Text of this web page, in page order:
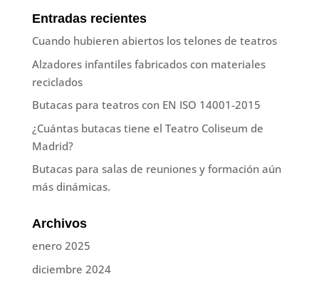
Entradas recientes
Cuando hubieren abiertos los telones de teatros
Alzadores infantiles fabricados con materiales
reciclados
Butacas para teatros con EN ISO 14001-2015
¿Cuántas butacas tiene el Teatro Coliseum de
Madrid?
Butacas para salas de reuniones y formación aún
más dinámicas.
Archivos
enero 2025
diciembre 2024